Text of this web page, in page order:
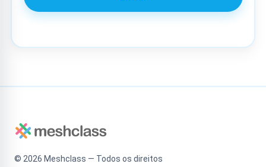
© 2026 Meshclass — Todos os direitos